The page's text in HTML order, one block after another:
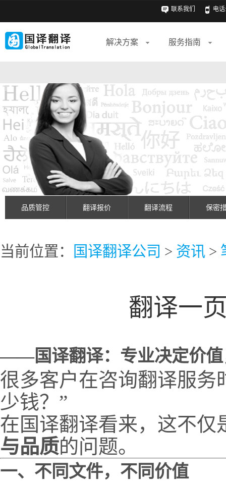
联系我们 电话
解决方案 服务指南
品质管控 翻译报价 翻译流程 保密
当前位置： 国译翻译公司 > 资讯 >
翻译一
——国译翻译：专业决定价值
很多客户在咨询翻译服务
少钱？”
在国译翻译看来，这不仅
与品质的问题。
一、不同文件，不同价值